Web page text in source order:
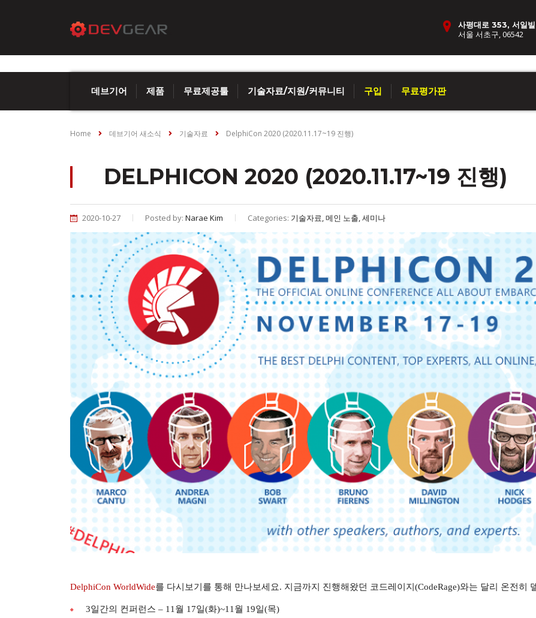
사평대로 353, 서일
서울 서초구, 06542
데브기어 제품 무료제공툴 기술자료/지원/커뮤니티 구입 무료평가판
Home 데브기어 새소식 기술자료 DelphiCon 2020 (2020.11.17~19 진행)
DELPHICON 2020 (2020.11.17~19 진행)
2020-10-27 Posted by: Narae Kim Categories: 기술자료, 메인 노출, 세미나
DelphiCon WorldWide를 다시보기를 통해 만나보세요. 지금까지 진행해왔던 코드레이지(CodeRage)와는 달리 온전히
3일간의 컨퍼런스 – 11월 17일(화)~11월 19일(목)